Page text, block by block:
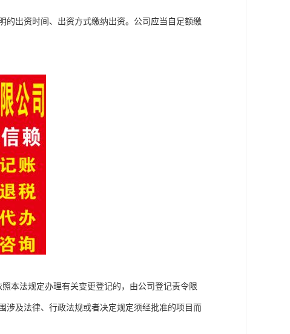
的出资时间、出资方式缴纳出资。公司应当自足额缴
本法规定办理有关变更登记的，由公司登记责令限
涉及法律、行政法规或者决定规定须经批准的项目而